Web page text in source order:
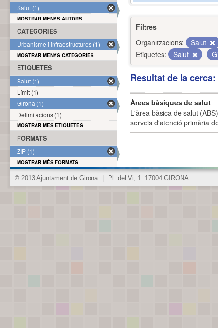
Filtres
Organitzacions:
Salut
Etiquetes:
Salut
Resultat de la
Àrees bàsiques de salut
L'àrea bàsica de salut
serveis d'atenció primària
Salut (1)
MOSTRAR MENYS AUTORS
CATEGORIES
Urbanisme i infraestructures (1)
MOSTRAR MENYS CATEGORIES
ETIQUETES
Salut (1)
Límit (1)
Girona (1)
Delimitacions (1)
MOSTRAR MÉS ETIQUETES
FORMATS
ZIP (1)
MOSTRAR MÉS FORMATS
© 2013 Ajuntament de Girona Pl. del Vi, 1. 17004 GIRONA